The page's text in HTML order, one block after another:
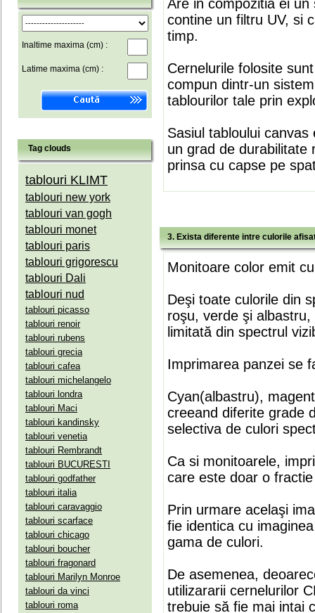
Inaltime maxima (cm) :
Latime maxima (cm) :
Tag clouds
tablouri KLIMT
tablouri new york
tablouri van gogh
tablouri monet
tablouri paris
tablouri grigorescu
tablouri Dali
tablouri nud
tablouri picasso
tablouri renoir
tablouri rubens
tablouri grecia
tablouri cafea
tablouri michelangelo
tablouri londra
tablouri Maci
tablouri kandinsky
tablouri venetia
tablouri Rembrandt
tablouri BUCURESTI
tablouri godfather
tablouri italia
tablouri caravaggio
tablouri scarface
tablouri chicago
tablouri boucher
tablouri fragonard
tablouri Marilyn Monroe
tablouri da vinci
tablouri roma
Are in compozitia ei
contine un filtru UV, si
timp.
Cernelurile folosite
compun dintr-un
tablourilor tale prin
Sasiul tabloului
un grad de durabilitate
prinsa cu capse pe
3. Exista diferente intre culorile
Monitoare color emit
Deşi toate culorile din
roşu, verde şi
limitată din spectrul
Imprimarea panzei se
Cyan(albastru),
creeand diferite grade
selectiva de culori
Ca si monitoarele,
care este doar o
Prin urmare acelaşi
fie identica cu
gama de culori.
De asemenea,
utilizararii cernelurilor
trebuie să fie mai intai